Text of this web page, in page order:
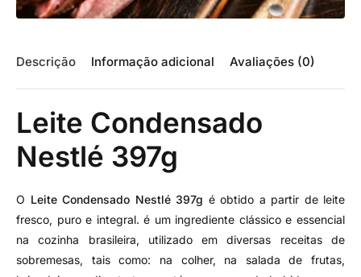
Descrição Informação adicional Avaliações (0)
Leite Condensado
Nestlé 397g
O Leite Condensado Nestlé 397g é obtido a partir de leite
fresco, puro e integral. é um ingrediente clássico e essencial
na cozinha brasileira, utilizado em diversas receitas de
sobremesas, tais como: na colher, na salada de frutas,